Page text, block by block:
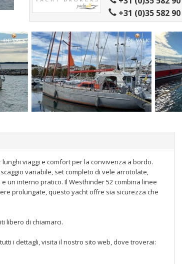
+31 (0)35 582
viaggi e comfort per la convivenza a bordo.
variabile, set completo di vele arrotolate,
un interno pratico. Il Westhinder 52 combina linee
prolungate, questo yacht offre sia sicurezza che
libero di chiamarci.
i dettagli, visita il nostro sito web, dove troverai: